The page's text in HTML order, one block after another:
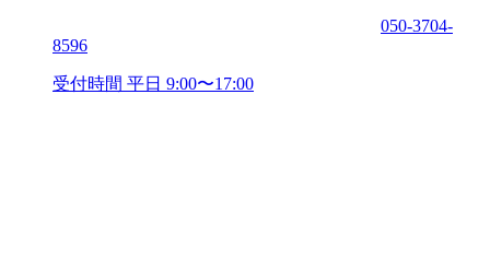
050-3704-
8596
受付時間 平日 9:00〜17:00